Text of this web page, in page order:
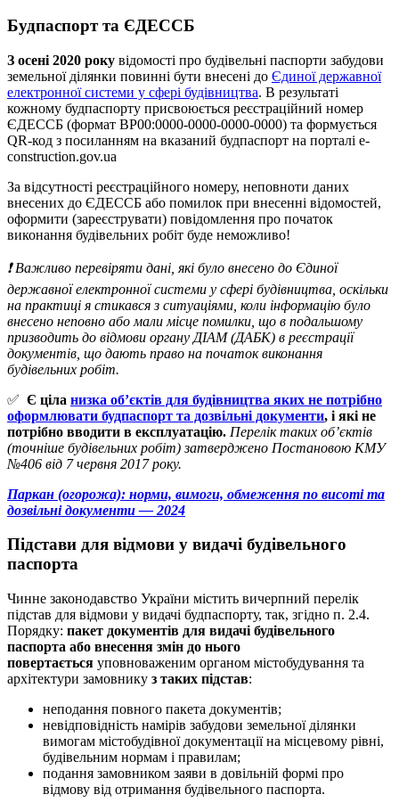
Будпаспорт та ЄДЕССБ
З осені 2020 року відомості про будівельні паспорти забудови
земельної ділянки повинні бути внесені до Єдиної державної
електронної системи у сфері будівництва. В результаті
кожному будпаспорту присвоюється реєстраційний номер
ЄДЕССБ (формат BP00:0000-0000-0000-0000) та формується
QR-код з посиланням на вказаний будпаспорт на порталі e-
construction.gov.ua
За відсутності реєстраційного номеру, неповноти даних
внесених до ЄДЕССБ або помилок при внесенні відомостей,
оформити (зареєструвати) повідомлення про початок
виконання будівельних робіт буде неможливо!
❗️ Важливо перевіряти дані, які було внесено до Єдиної
державної електронної системи у сфері будівництва, оскільки
на практиці я стикався з ситуаціями, коли інформацію було
внесено неповно або мали місце помилки, що в подальшому
призводить до відмови органу ДІАМ (ДАБК) в реєстрації
документів, що дають право на початок виконання
будівельних робіт.
✅ Є ціла низка об’єктів для будівництва яких не потрібно
оформлювати будпаспорт та дозвільні документи, і які не
потрібно вводити в експлуатацію. Перелік таких об’єктів
(точніше будівельних робіт) затверджено Постановою КМУ
№406 від 7 червня 2017 року.
Паркан (огорожа): норми, вимоги, обмеження по висоті та
дозвільні документи — 2024
Підстави для відмови у видачі будівельного
паспорта
Чинне законодавство України містить вичерпний перелік
підстав для відмови у видачі будпаспорту, так, згідно п. 2.4.
Порядку: пакет документів для видачі будівельного
паспорта або внесення змін до нього
повертається уповноваженим органом містобудування та
архітектури замовнику з таких підстав:
неподання повного пакета документів;
невідповідність намірів забудови земельної ділянки
вимогам містобудівної документації на місцевому рівні,
будівельним нормам і правилам;
подання замовником заяви в довільній формі про
відмову від отримання будівельного паспорта.